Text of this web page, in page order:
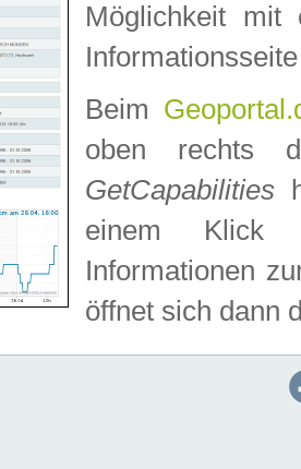
Möglichkeit mit
Beim
oben rechts
GetCapabilities
einem Klick
Informationen
öffnet sich dann